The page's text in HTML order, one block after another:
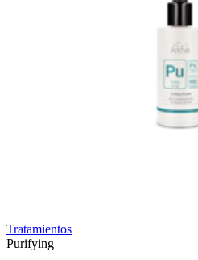
Tratamientos
Purifying